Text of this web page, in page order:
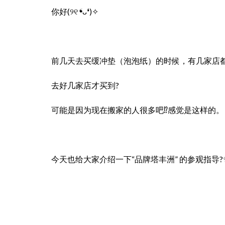
你好(୨୧ ❛ᴗ❛)✧
前几天去买缓冲垫（泡泡纸）的时候，有几家店
去好几家店才买到?
可能是因为现在搬家的人很多吧⁉️感觉是这样的。
今天也给大家介绍一下“品牌塔丰洲” 的参观指导